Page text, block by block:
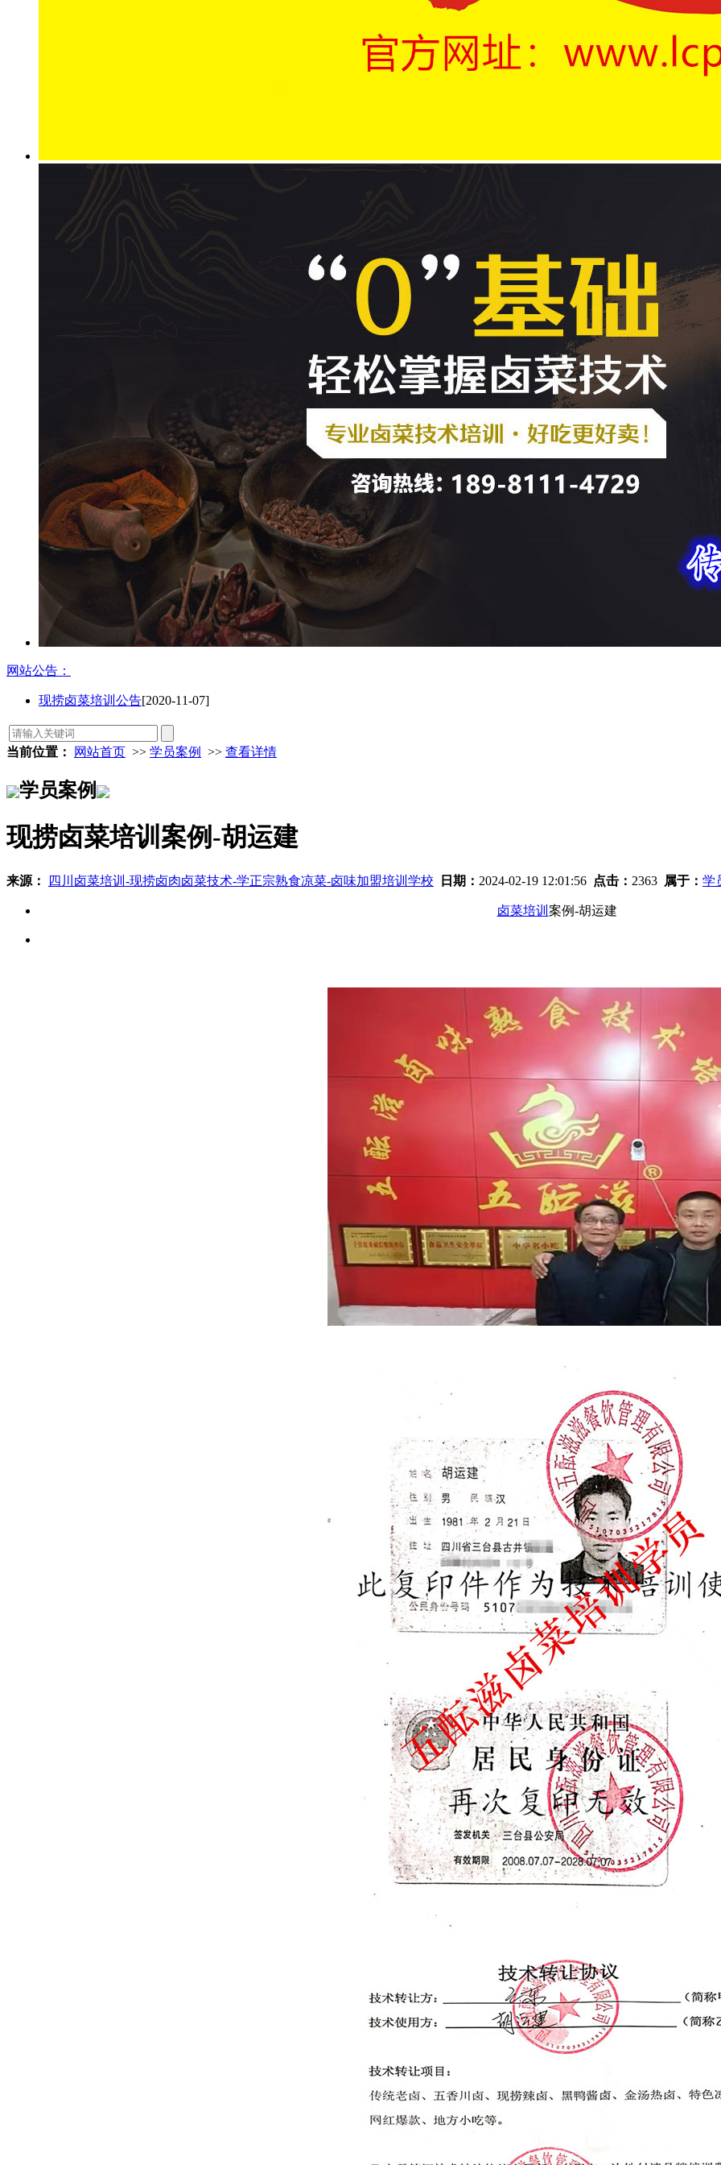
网站公告：
现捞卤菜培训公告[2020-11-07]
当前位置： 网站首页 >> 学员案例 >> 查看详情
学员案例
现捞卤菜培训案例-胡运建
来源： 四川卤菜培训-现捞卤肉卤菜技术-学正宗熟食凉菜-卤味加盟培训学校 日期： 2024-02-19 12:01:56 点击： 2363 属于： 学
卤菜培训 案例-胡运建